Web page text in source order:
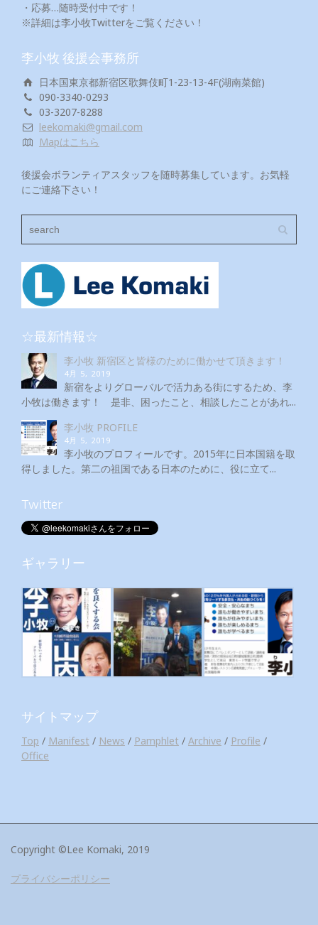
・応募…随時受付中です！
※詳細は李小牧Twitterをご覧ください！
李小牧 後援会事務所
日本国東京都新宿区歌舞伎町1-23-13-4F(湖南菜館)
090-3340-0293
03-3207-8288
leekomaki@gmail.com
Mapはこちら
後援会ボランティアスタッフを随時募集しています。お気軽
にご連絡下さい！
☆最新情報☆
李小牧 新宿区と皆様のために働かせて頂きます！
4月 5, 2019
新宿をよりグローバルで活力ある街にするため、李
小牧は働きます！ 是非、困ったこと、相談したことがあれ...
李小牧 PROFILE
4月 5, 2019
李小牧のプロフィールです。2015年に日本国籍を取
得しました。第二の祖国である日本のために、役に立て...
Twitter
ギャラリー
サイトマップ
Top / Manifest / News / Pamphlet / Archive / Profile /
Office
Copyright ©Lee Komaki, 2019
プライバシーポリシー